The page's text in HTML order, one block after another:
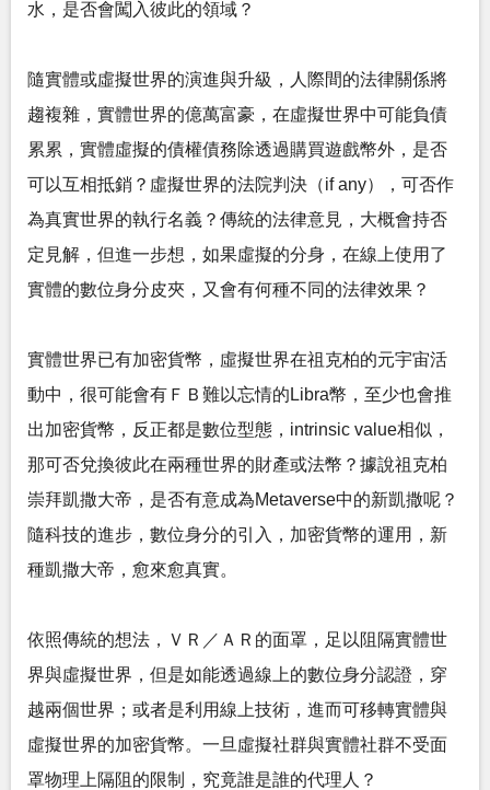
水，是否會闖入彼此的領域？
隨實體或虛擬世界的演進與升級，人際間的法律關係將
趨複雜，實體世界的億萬富豪，在虛擬世界中可能負債
累累，實體虛擬的債權債務除透過購買遊戲幣外，是否
可以互相抵銷？虛擬世界的法院判決（if any），可否作
為真實世界的執行名義？傳統的法律意見，大概會持否
定見解，但進一步想，如果虛擬的分身，在線上使用了
實體的數位身分皮夾，又會有何種不同的法律效果？
實體世界已有加密貨幣，虛擬世界在祖克柏的元宇宙活
動中，很可能會有ＦＢ難以忘情的Libra幣，至少也會推
出加密貨幣，反正都是數位型態，intrinsic value相似，
那可否兌換彼此在兩種世界的財產或法幣？據說祖克柏
崇拜凱撒大帝，是否有意成為Metaverse中的新凱撒呢？
隨科技的進步，數位身分的引入，加密貨幣的運用，新
種凱撒大帝，愈來愈真實。
依照傳統的想法，ＶＲ／ＡＲ的面罩，足以阻隔實體世
界與虛擬世界，但是如能透過線上的數位身分認證，穿
越兩個世界；或者是利用線上技術，進而可移轉實體與
虛擬世界的加密貨幣。一旦虛擬社群與實體社群不受面
罩物理上隔阻的限制，究竟誰是誰的代理人？